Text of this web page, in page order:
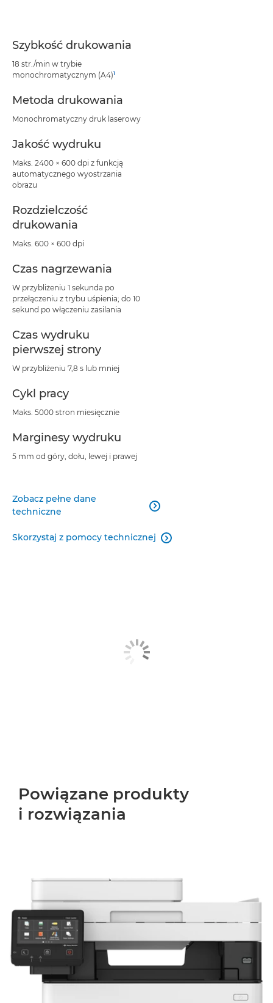
Szybkość drukowania
18 str./min w trybie
monochromatycznym (A4)1
Metoda drukowania
Monochromatyczny druk laserowy
Jakość wydruku
Maks. 2400 × 600 dpi z funkcją
automatycznego wyostrzania
obrazu
Rozdzielczość
drukowania
Maks. 600 × 600 dpi
Czas nagrzewania
W przybliżeniu 1 sekunda po
przełączeniu z trybu uśpienia; do 10
sekund po włączeniu zasilania
Czas wydruku
pierwszej strony
W przybliżeniu 7,8 s lub mniej
Cykl pracy
Maks. 5000 stron miesięcznie
Marginesy wydruku
5 mm od góry, dołu, lewej i prawej
Zobacz pełne dane
techniczne

Skorzystaj z pomocy technicznej 
Powiązane produkty
i rozwiązania